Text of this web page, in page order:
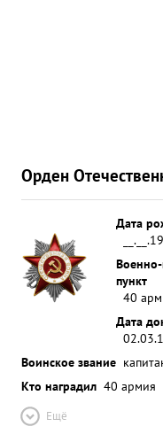
Орден
Дата
пункт
40
Дата
Воинское звание
Кто наградил 40 армия
Ещё